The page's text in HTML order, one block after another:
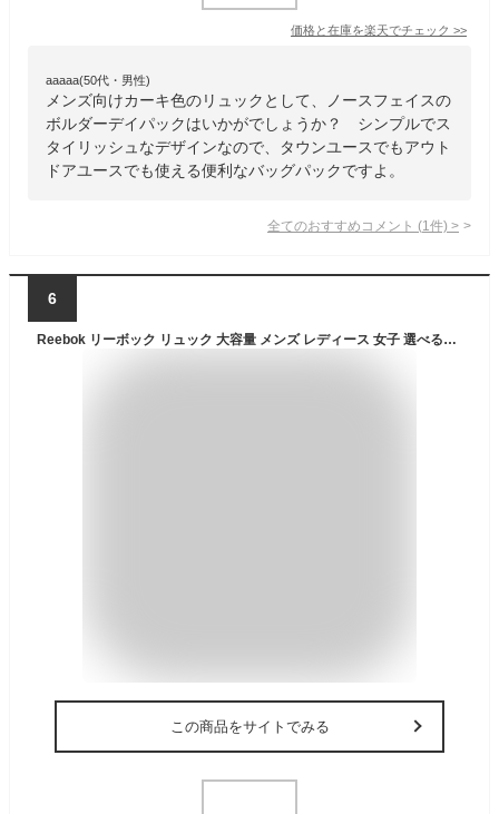
価格と在庫を楽天でチェック >>
aaaaa(50代・男性)
メンズ向けカーキ色のリュックとして、ノースフェイスの
ボルダーデイパックはいかがでしょうか？ シンプルでス
タイリッシュなデザインなので、タウンユースでもアウト
ドアユースでも使える便利なバッグパックですよ。
全てのおすすめコメント (1 件) >
6
Reebok リーボック リュック 大容量 メンズ レディース 女子 選べるロゴ 通学 軽量 大容量 25L スポーツリュック リュックサック おしゃれ 旅行 登山 アウトドア ブランド おしゃれ 高校生 黒 カーキ スポーツリュック ビジネスリュック karlas別注
この商品をサイトでみる